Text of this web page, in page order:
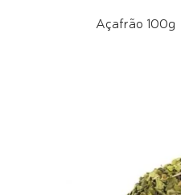
Açafrão 100g